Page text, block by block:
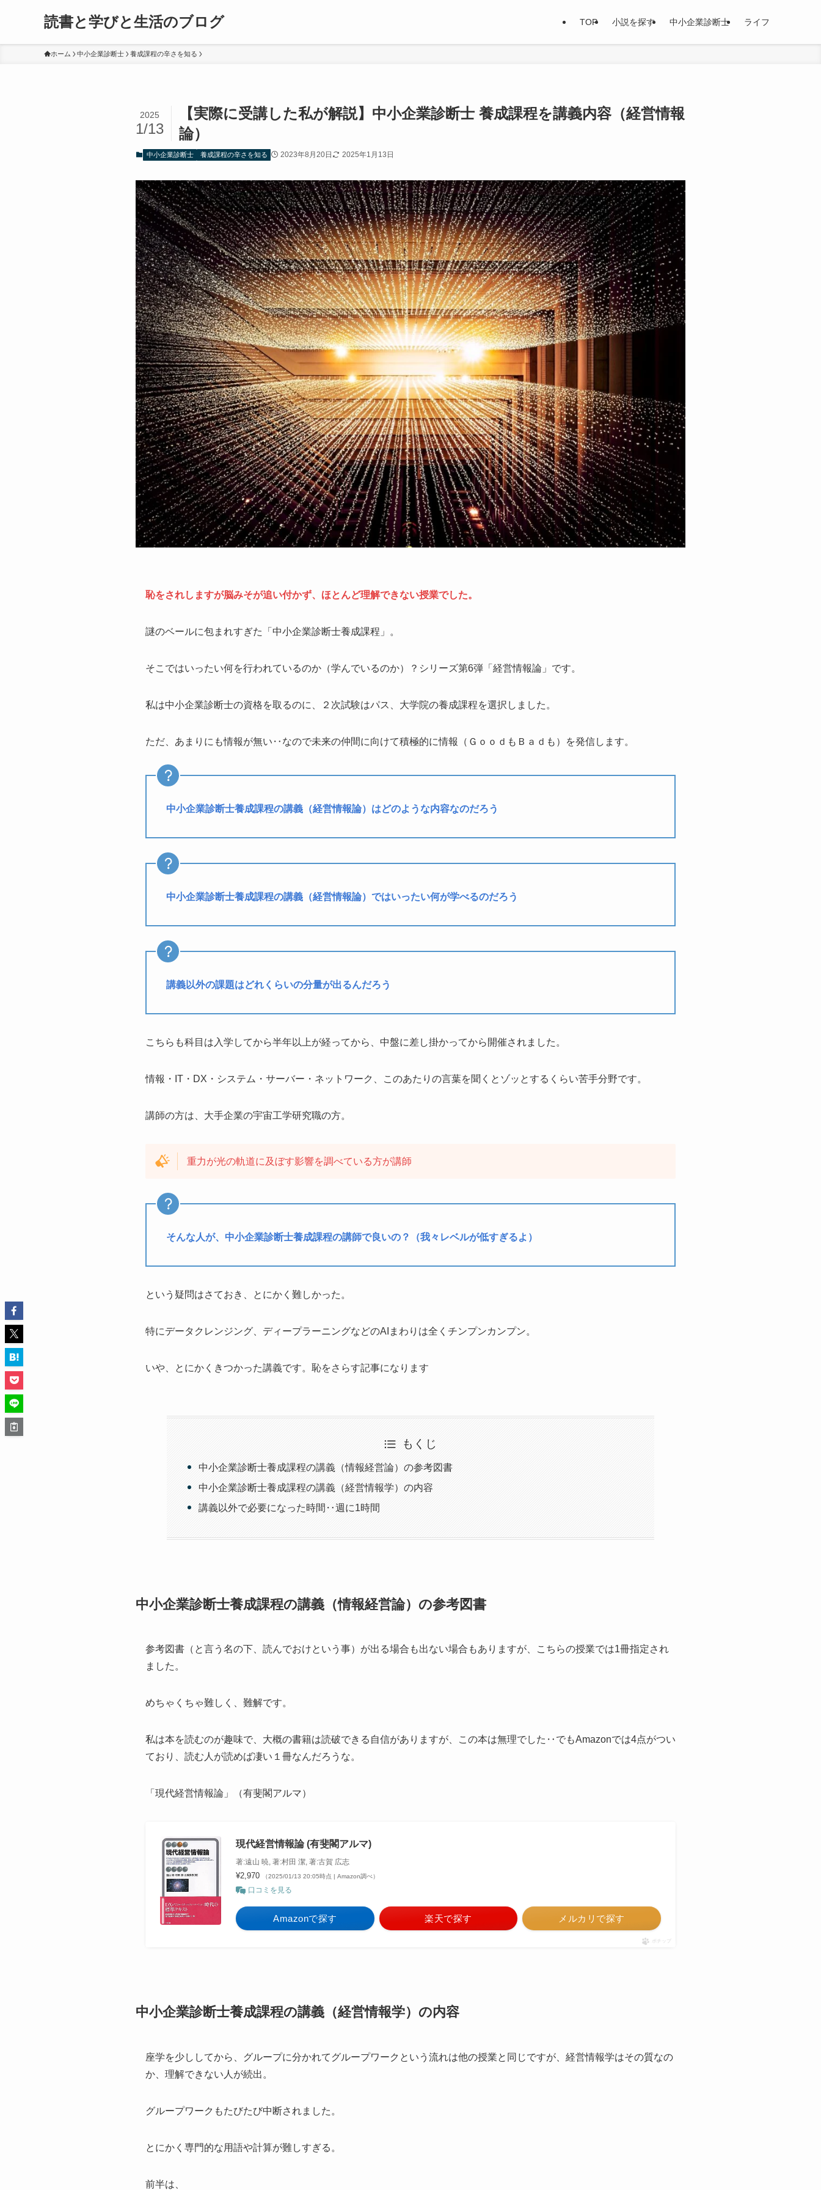
読書と学びと生活のブログ TOP 小説を探す 中小企業診断士 ライフ
ホーム 中小企業診断士 養成課程の辛さを知る
【実際に受講した私が解説】中小企業診断士 養成課程を講義内容（経営情報
論）
2025
1/13
中小企業診断士 養成課程の辛さを知る 2023年8月20日 2025年1月13日
恥をされしますが脳みそが追い付かず、ほとんど理解できない授業でした。
謎のベールに包まれすぎた「中小企業診断士養成課程」。
そこではいったい何を行われているのか（学んでいるのか）？シリーズ第6弾「経営情報論」です。
私は中小企業診断士の資格を取るのに、２次試験はパス、大学院の養成課程を選択しました。
ただ、あまりにも情報が無い‥なので未来の仲間に向けて積極的に情報（ＧｏｏｄもＢａｄも）を発信します。
中小企業診断士養成課程の講義（経営情報論）はどのような内容なのだろう
中小企業診断士養成課程の講義（経営情報論）ではいったい何が学べるのだろう
講義以外の課題はどれくらいの分量が出るんだろう
こちらも科目は入学してから半年以上が経ってから、中盤に差し掛かってから開催されました。
情報・IT・DX・システム・サーバー・ネットワーク、このあたりの言葉を聞くとゾッとするくらい苦手分野です。
講師の方は、大手企業の宇宙工学研究職の方。
重力が光の軌道に及ぼす影響を調べている方が講師
そんな人が、中小企業診断士養成課程の講師で良いの？（我々レベルが低すぎるよ）
という疑問はさておき、とにかく難しかった。
特にデータクレンジング、ディープラーニングなどのAIまわりは全くチンプンカンプン。
いや、とにかくきつかった講義です。恥をさらす記事になります
もくじ
中小企業診断士養成課程の講義（情報経営論）の参考図書
中小企業診断士養成課程の講義（経営情報学）の内容
講義以外で必要になった時間‥週に1時間
中小企業診断士養成課程の講義（情報経営論） の参考図書
参考図書（と言う名の下、読んでおけという事）が出る場合も出ない場合もありますが、こちらの授業では1冊指定され
ました。
めちゃくちゃ難しく、難解です。
私は本を読むのが趣味で、大概の書籍は読破できる自信がありますが、この本は無理でした‥でもAmazonでは4点がつい
ており、読む人が読めば凄い１冊なんだろうな。
「現代経営情報論」（有斐閣アルマ）
現代経営情報論 (有斐閣アルマ)
著:遠山 暁, 著:村田 潔, 著:古賀 広志
¥2,970 （2025/01/13 20:05時点 | Amazon調べ）
口コミを見る
Amazonで探す 楽天で探す メルカリで探す
ポチップ
中小企業診断士養成課程の講義（経営情報学） の内容
座学を少ししてから、グループに分かれてグループワークという流れは他の授業と同じですが、経営情報学はその質なの
か、理解できない人が続出。
グループワークもたびたび中断されました。
とにかく専門的な用語や計算が難しすぎる。
前半は、